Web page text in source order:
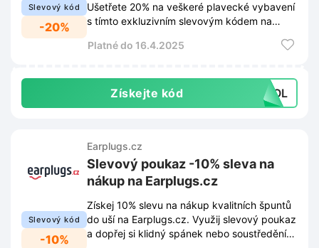
Slevový kód
-20%
Ušetřete 20% na veškeré plavecké vybavení
s tímto exkluzivním slevovým kódem na
Platné do 16.4.2025
Získejte kód POOL
Slevový kód
-10%
Earplugs.cz
Slevový poukaz -10% sleva na
nákup na Earplugs.cz
Získej 10% slevu na nákup kvalitních špuntů
do uší na Earplugs.cz. Využij slevový poukaz
a dopřej si klidný spánek nebo soustředění